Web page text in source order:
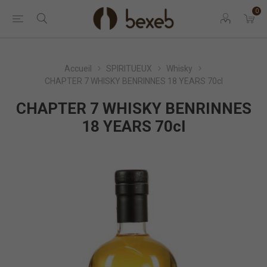
0
Accueil SPIRITUEUX
Whisky
CHAPTER 7 WHISKY BENRINNES 18 YEARS 70cl
CHAPTER 7 WHISKY BENRINNES
18 YEARS 70cl